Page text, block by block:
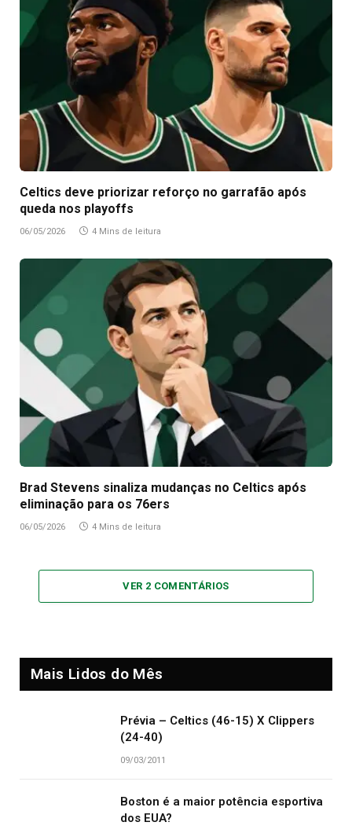
Celtics deve priorizar reforço no garrafão após
queda nos playoffs
06/05/2026 4 Mins de leitura
Brad Stevens sinaliza mudanças no Celtics após
eliminação para os 76ers
06/05/2026 4 Mins de leitura
VER 2 COMENTÁRIOS
Mais Lidos do Mês
Prévia – Celtics (46-15) X Clippers
(24-40)
09/03/2011
Boston é a maior potência esportiva
dos EUA?